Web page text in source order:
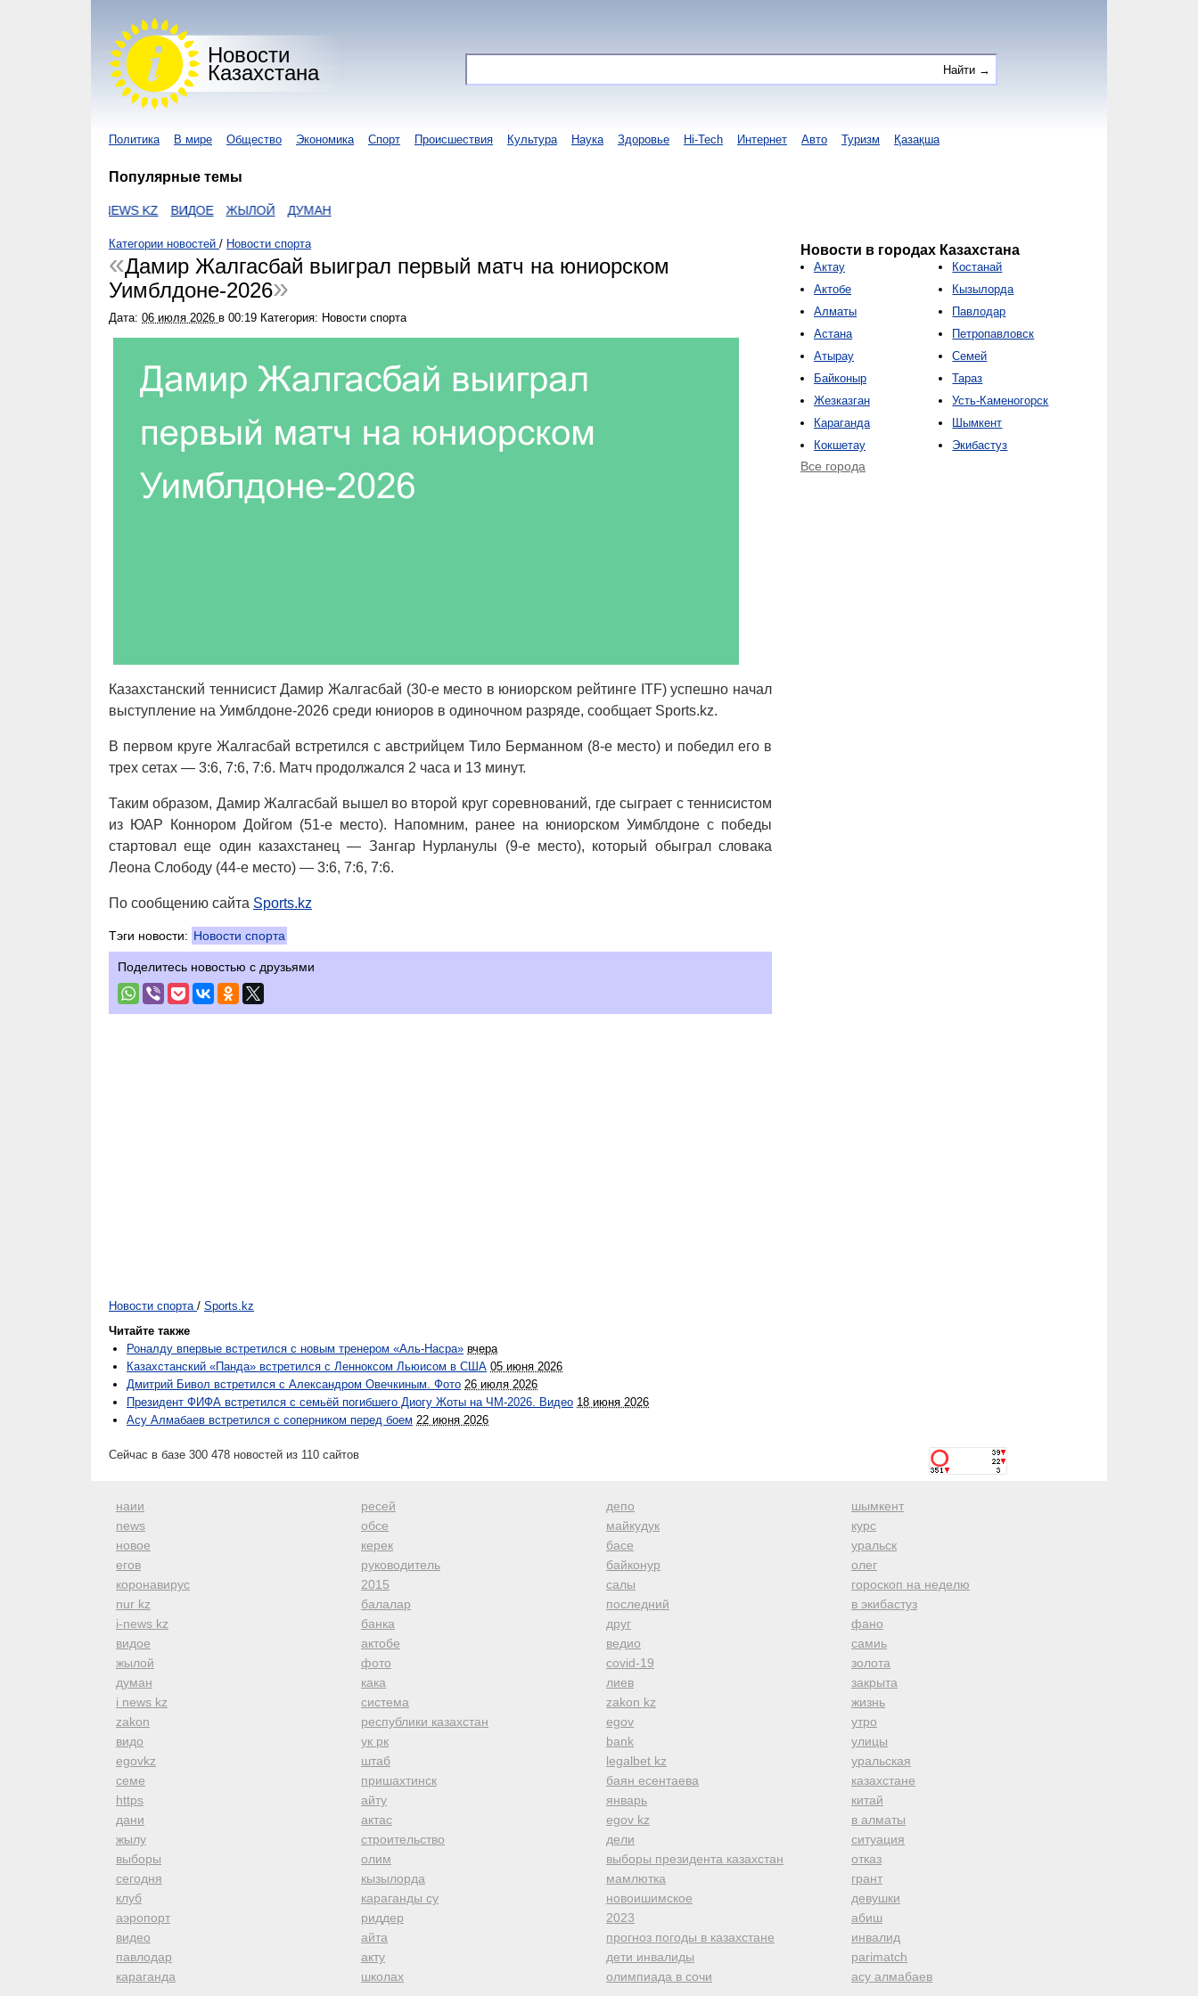
Новости
Казахстана
Политика В мире Общество Экономика Спорт Происшествия Культура Наука Здоровье Hi-Tech Интернет Авто Туризм Қазақша
Популярные темы
I-NEWS KZ ВИДОЕ ЖЫЛОЙ ДУМАН
Категории новостей / Новости спорта
Дамир Жалгасбай выиграл первый матч на юниорском
Уимблдоне-2026
Дата: 06 июля 2026 в 00:19 Категория: Новости спорта
Казахстанский теннисист Дамир Жалгасбай (30-е место в юниорском рейтинге ITF) успешно начал
выступление на Уимблдоне-2026 среди юниоров в одиночном разряде, сообщает Sports.kz.
В первом круге Жалгасбай встретился с австрийцем Тило Берманном (8-е место) и победил его в
трех сетах — 3:6, 7:6, 7:6. Матч продолжался 2 часа и 13 минут.
Таким образом, Дамир Жалгасбай вышел во второй круг соревнований, где сыграет с теннисистом
из ЮАР Коннором Дойгом (51-е место). Напомним, ранее на юниорском Уимблдоне с победы
стартовал еще один казахстанец — Зангар Нурланулы (9-е место), который обыграл словака
Леона Слободу (44-е место) — 3:6, 7:6, 7:6.
По сообщению сайта Sports.kz
Тэги новости: Новости спорта
Поделитесь новостью с друзьями
Новости спорта / Sports.kz
Читайте также
Роналду впервые встретился с новым тренером «Аль-Насра» вчера
Казахстанский «Панда» встретился с Ленноксом Льюисом в США 05 июня 2026
Дмитрий Бивол встретился с Александром Овечкиным. Фото 26 июля 2026
Президент ФИФА встретился с семьёй погибшего Диогу Жоты на ЧМ-2026. Видео 18 июня 2026
Асу Алмабаев встретился с соперником перед боем 22 июня 2026
Новости в городах Казахстана
Актау
Актобе
Алматы
Астана
Атырау
Байконыр
Жезказган
Караганда
Кокшетау
Костанай
Кызылорда
Павлодар
Петропавловск
Семей
Тараз
Усть-Каменогорск
Шымкент
Экибастуз
Все города
Сейчас в базе 300 478 новостей из 110 сайтов
наии
news
новое
егов
коронавирус
nur kz
i-news kz
видое
жылой
думан
i news kz
zakon
видо
egovkz
семе
https
дани
жылу
выборы
сегодня
клуб
аэропорт
видео
павлодар
караганда
ресей
обсе
керек
руководитель
2015
балалар
банка
актобе
фото
кака
система
республики казахстан
ук рк
штаб
пришахтинск
айту
актас
строительство
олим
кызылорда
караганды су
риддер
айта
акту
школах
депо
майкудук
басе
байконур
салы
последний
друг
ведио
covid-19
лиев
zakon kz
egov
bank
legalbet kz
баян есентаева
январь
egov kz
дели
выборы президента казахстан
мамлютка
новоишимское
2023
прогноз погоды в казахстане
дети инвалиды
олимпиада в сочи
шымкент
курс
уральск
олег
гороскоп на неделю
в экибастуз
фано
самиь
золота
закрыта
жизнь
утро
улицы
уральская
казахстане
китай
в алматы
ситуация
отказ
грант
девушки
абиш
инвалид
parimatch
асу алмабаев